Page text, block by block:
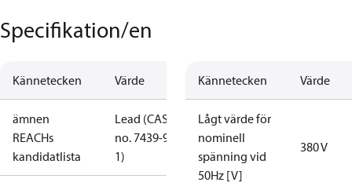
Specifikation/en
Kännetecken Värde
ämnen
REACHs
kandidatlista
Lead (CAS
no. 7439-92-
1)
Kännetecken Värde
Lågt värde för
nominell
spänning vid
50Hz [V]
380 V